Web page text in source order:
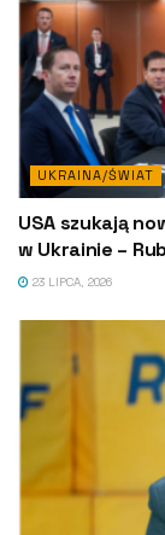
UKRAINA/ŚWIAT
USA szukają
w Ukrainie –
23 LIPCA, 2026